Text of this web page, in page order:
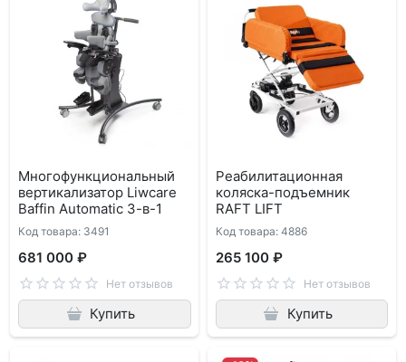
Многофункциональный
вертикализатор Liwcare
Baffin Automatic 3-в-1
Код товара: 3491
681 000 ₽
Нет отзывов
Купить
Реабилитационная
коляска-подъемник
RAFT LIFT
Код товара: 4886
265 100 ₽
Нет отзывов
Купить